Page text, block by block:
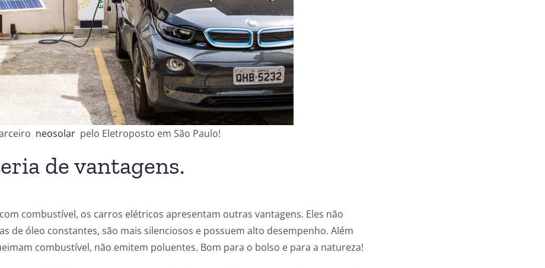
neosolarpelo Eletroposto em São Paulo!
de vantagens.
combustível, os carros elétricos apresentam outras vantagens. Eles não
de óleo constantes, são mais silenciosos e possuem alto desempenho. Além
combustível, não emitem poluentes. Bom para o bolso e para a natureza!